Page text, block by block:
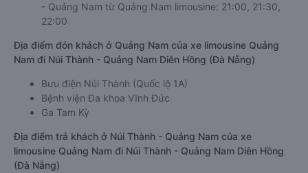
- Quảng Nam từ Quảng Nam limousine: 21:00, 21:30,
22:00
Địa điểm đón khách ở Quảng Nam của xe limousine Quảng
Nam đi Núi Thành - Quảng Nam Diên Hồng (Đà Nẵng)
Bưu điện Núi Thành (Quốc lộ 1A)
Bệnh viện Đa khoa Vĩnh Đức
Ga Tam Kỳ
Địa điểm trả khách ở Núi Thành - Quảng Nam của xe
limousine Quảng Nam đi Núi Thành - Quảng Nam Diên Hồng
(Đà Nẵng)